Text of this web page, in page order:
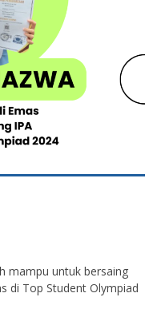
mampu untuk bersaing
di Top Student Olympiad